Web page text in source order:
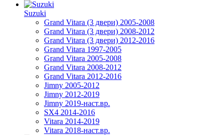
Suzuki
Grand Vitara (3 двери) 2005-2008
Grand Vitara (3 двери) 2008-2012
Grand Vitara (3 двери) 2012-2016
Grand Vitara 1997-2005
Grand Vitara 2005-2008
Grand Vitara 2008-2012
Grand Vitara 2012-2016
Jimny 2005-2012
Jimny 2012-2019
Jimny 2019-наст.вр.
SX4 2014-2016
Vitara 2014-2019
Vitara 2018-наст.вр.